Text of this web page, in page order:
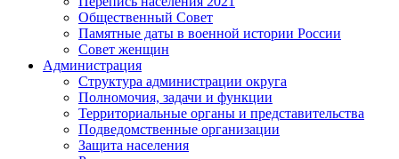
Общественный Совет
Памятные даты в военной истории России
Совет женщин
Администрация
Структура администрации округа
Полномочия, задачи и функции
Территориальные органы и представительства
Подведомственные организации
Защита населения